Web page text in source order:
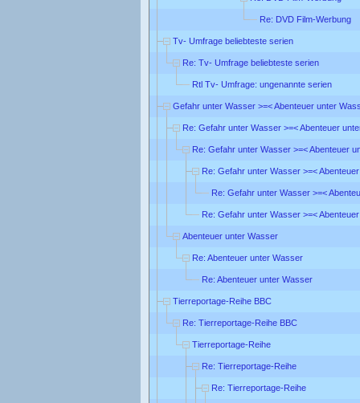
Re: DVD Film-Werbung
Tv- Umfrage beliebteste serien
Re: Tv- Umfrage beliebteste serien
Rtl Tv- Umfrage: ungenannte serien
Gefahr unter Wasser >=< Abenteuer unter
Re: Gefahr unter Wasser >=< Abenteuer
Re: Gefahr unter Wasser >=< Abenteuer
Re: Gefahr unter Wasser >=<
Re: Gefahr unter Wasser >=<
Re: Gefahr unter Wasser >=<
Abenteuer unter Wasser
Re: Abenteuer unter Wasser
Re: Abenteuer unter Wasser
Tierreportage-Reihe BBC
Re: Tierreportage-Reihe BBC
Tierreportage-Reihe
Re: Tierreportage-Reihe
Re: Tierreportage-Reihe